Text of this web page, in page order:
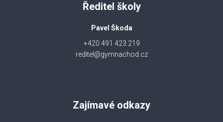
Ředitel školy
Pavel Škoda
+420 491 423 219
reditel@gymnachod.cz
Zajímavé odkazy